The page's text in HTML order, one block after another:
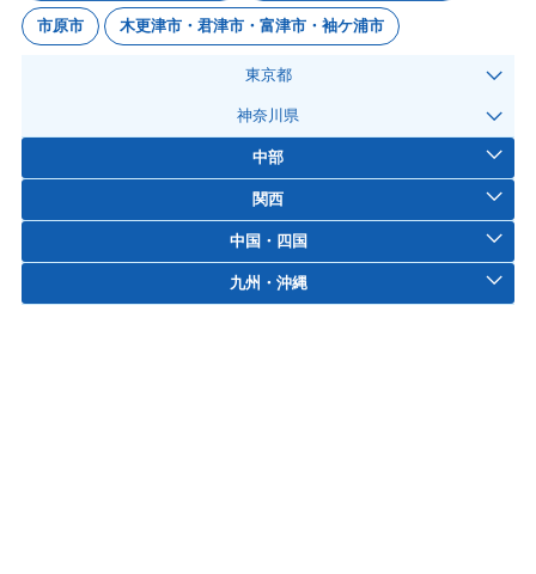
市原市 木更津市・君津市・富津市・袖ケ浦市
東京都
神奈川県
中部
関西
中国・四国
九州・沖縄